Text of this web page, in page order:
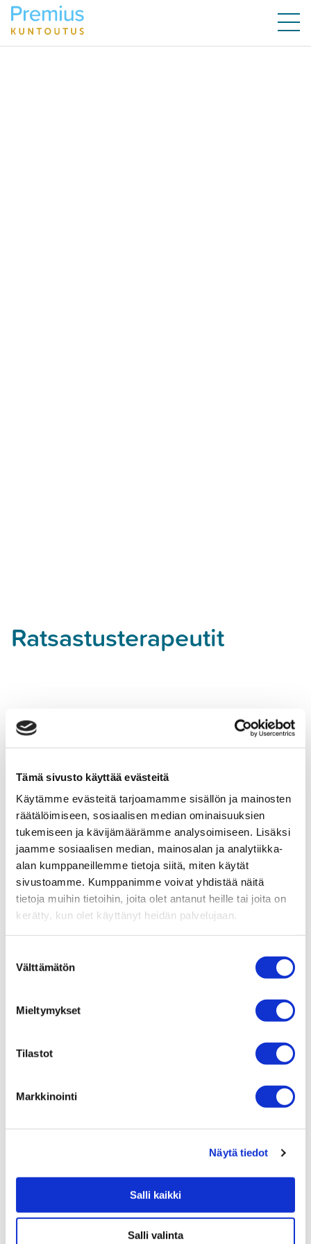
Tämä sivusto käyttää evästeitä
Käytämme evästeitä tarjoamamme sisällön ja mainosten
räätälöimiseen, sosiaalisen median ominaisuuksien
tukemiseen ja kävijämäärämme analysoimiseen. Lisäksi
jaamme sosiaalisen median, mainosalan ja analytiikka-
alan kumppaneillemme tietoja siitä, miten käytät
sivustoamme. Kumppanimme voivat yhdistää näitä
tietoja muihin tietoihin, joita olet antanut heille tai joita on
kerätty, kun olet käyttänyt heidän palvelujaan.
valinta
Välttämätön
Mieltymykset
Tilastot
Markkinointi
Näytä tiedot
Salli kaikki
Salli valinta
Ratsastusterapeutit
TUTUSTU RATSASTUSTERAPIAAN